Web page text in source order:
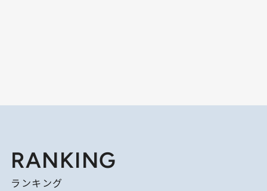
RANKING
ランキング